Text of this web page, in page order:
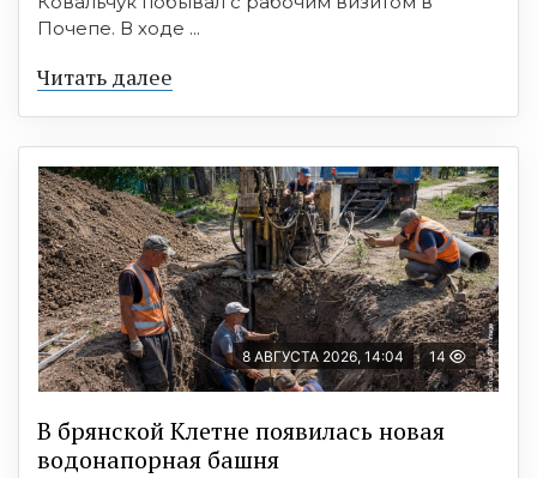
Почепе. В ходе ...
Читать далее
8 АВГУСТА 2026, 14:04 14
В брянской Клетне появилась новая
водонапорная башня